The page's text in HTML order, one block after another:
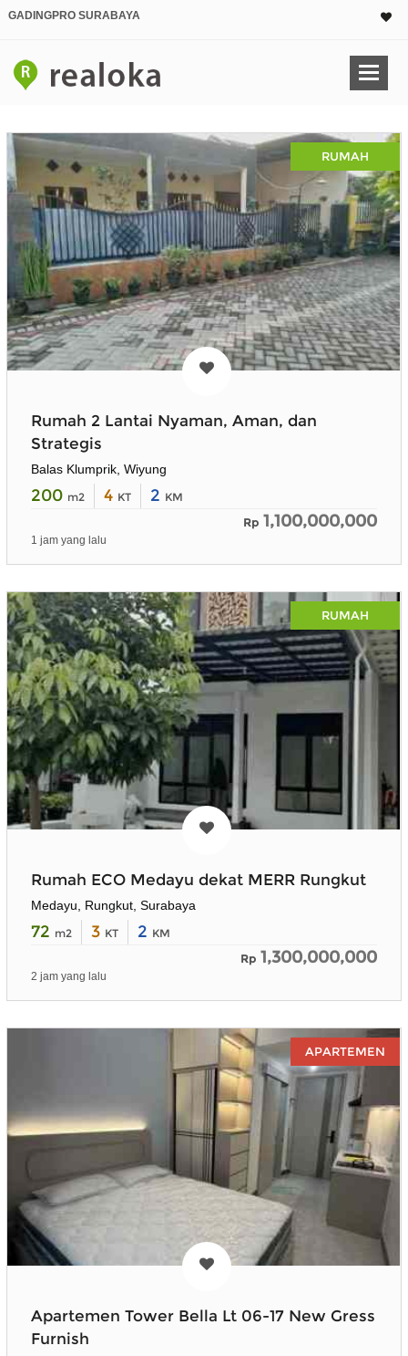
GADINGPRO SURABAYA
RUMAH
Rumah 2 Lantai Nyaman, Aman, dan
Strategis
Balas Klumprik, Wiyung
200 m2 4 KT 2 KM
Rp 1,100,000,000
1 jam yang lalu
RUMAH
Rumah ECO Medayu dekat MERR Rungkut
Medayu, Rungkut, Surabaya
72 m2 3 KT 2 KM
Rp 1,300,000,000
2 jam yang lalu
APARTEMEN
Apartemen Tower Bella Lt 06-17 New Gress
Furnish
×